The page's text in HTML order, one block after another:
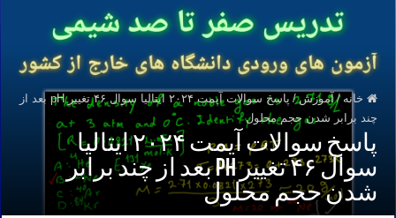
خانه / آموزش /
پاسخ سوالات آیمت ۲۰۲۴ ایتالیا سوال ۴۶ تغییر pH بعد از
چند برابر شدن حجم محلول
پاسخ سوالات آیمت ۲۰۲۴ ایتالیا
سوال ۴۶ تغییر pH بعد از چند برابر
شدن حجم محلول